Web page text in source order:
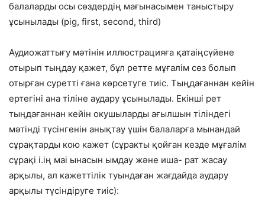
балаларды осы сөздердің мағынасымен таныстыру
ұсынылады (pig, first, second, third)
Аудиожаттығу мәтінін иллюстрацияға қатаіңсүйене
отырып тыңдау қажет, бұл ретте мұғалім сөз болып
отырған суретті ғана көрсетуге тиіс. Тыңдағаннан кейін
ертегіні ана тіліне аудару ұсынылады. Екінші рет
тыңдағаннан кейін окушыларды ағылшын тіліндегі
мәтінді түсінгенін анықтау үшін балаларға мынандай
сұрақтарды кою кажет (сұракты қойған кезде мұғалім
сұрақі і.ің маі ынасын ымдау және иша- рат жасау
арқылы, ал кажеттілік туындаған жағдайда аудару
арқылы түсіндіруге тиіс):